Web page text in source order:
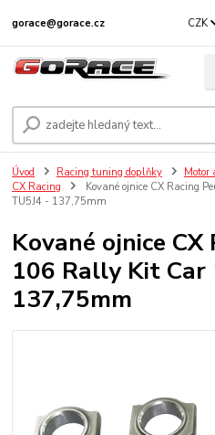
CZK
gorace@gorace.cz
Úvod Racing tuning doplňky Motor
CX Racing
Kované ojnice CX Racing
TU5J4 - 137,75mm
Kované ojnice
106 Rally Kit Car
137,75mm